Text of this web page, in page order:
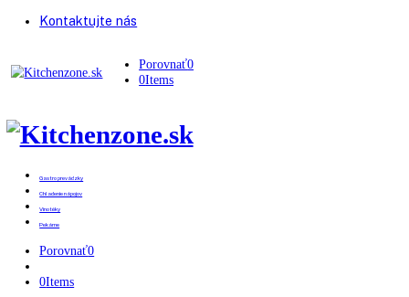
Kontaktujte nás
Porovnať
0Items
Gastro prevádzky
Chladenie nápojov
Pekárne
Porovnať